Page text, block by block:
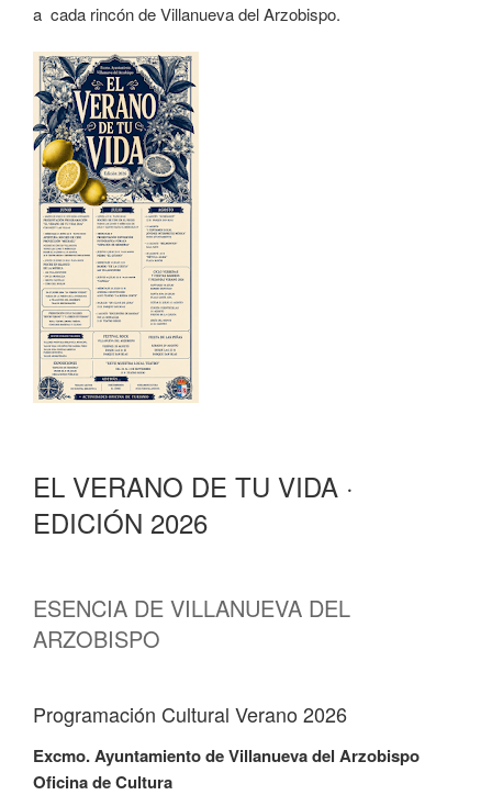
a cada rincón de Villanueva del Arzobispo.
EL VERANO DE TU VIDA ·
EDICIÓN 2026
ESENCIA DE VILLANUEVA DEL
ARZOBISPO
Programación Cultural Verano 2026
Excmo. Ayuntamiento de Villanueva del Arzobispo
Oficina de Cultura